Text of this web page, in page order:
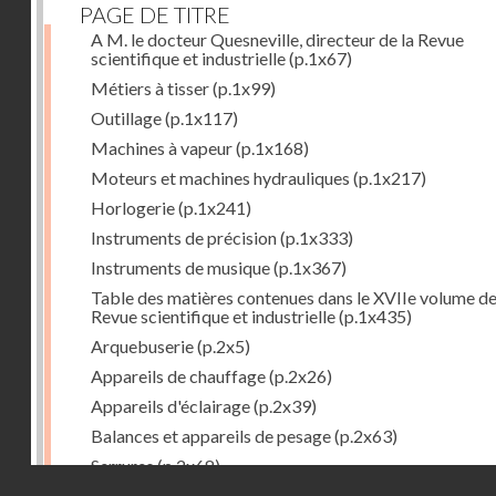
PAGE DE TITRE
A M. le docteur Quesneville, directeur de la Revue
scientifique et industrielle(p.1x67)
Métiers à tisser(p.1x99)
Outillage(p.1x117)
Machines à vapeur(p.1x168)
Moteurs et machines hydrauliques (p.1x217)
Horlogerie(p.1x241)
Instruments de précision(p.1x333)
Instruments de musique(p.1x367)
Table des matières contenues dans le XVIIe volume
Revue scientifique et industrielle(p.1x435)
Arquebuserie(p.2x5)
Appareils de chauffage(p.2x26)
Appareils d'éclairage(p.2x39)
Balances et appareils de pesage(p.2x63)
Serrures(p.2x68)